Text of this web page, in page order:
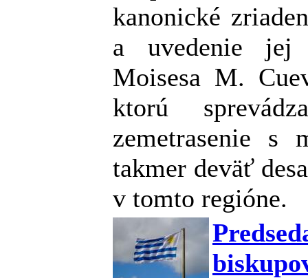
kanonické
a uvedenie jej
Moisesa M.
ktorú
zemetrasenie s
takmer deväť
v tomto regióne.